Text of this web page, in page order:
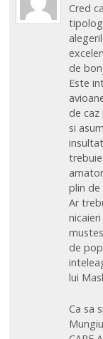
Cred
de
Este
de caz
si
plin de
Ar
de
lui
Ca sa